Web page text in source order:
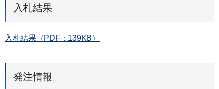
入札結果
入札結果（PDF：139KB）
発注情報